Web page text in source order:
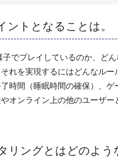
ントとなることは。
でプレイしているのか、ど
れを実現するにはどんなルー
時間（睡眠時間の確保）、
オンライン上の他のユーザ
リングとはどのよ